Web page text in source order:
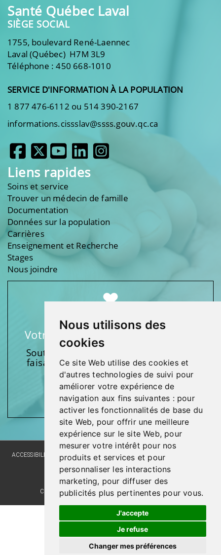
Nous utilisons des
cookies
Ce site Web utilise des cookies et
d'autres technologies de suivi pour
améliorer votre expérience de
navigation aux fins suivantes : pour
activer les fonctionnalités de base du
site Web, pour offrir une meilleure
expérience sur le site Web, pour
mesurer votre intérêt pour nos
produits et services et pour
personnaliser les interactions
marketing, pour diffuser des
publicités plus pertinentes pour vous.
J'accepte
Je refuse
Changer mes préférences
Santé Québec Laval
SIÈGE SOCIAL
1755, boulevard René-Laennec
Laval (Québec) H7M 3L9
Téléphone : 450 668-1010
SERVICE D'INFORMATION À LA POPULATION
1 877 476-6112 ou 514 390-2167
informations.cissslav@ssss.gouv.qc.ca
Liens rapides
Soins et service
Trouver un médecin de famille
Documentation
Données sur la population
Carrières
Enseignement et Recherche
Stages
Nous joindre
Votre soutien fait une différence
Soutenez l’une de nos fondations en
faisant un don et en participant aux
activités.
Donnez généreusement!
ACCESSIBILITY SITE MAP LANGUAGE POLICY PRIVACY POLICY
WEBSITE DEVELOPMENT
COMMENTS, SUGGESTIONS, ACKNOWLEDGMENTS
© Santé Québec Laval, 2026